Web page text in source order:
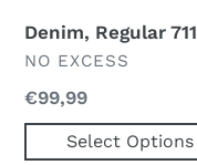
Denim, Regular 711
VERKOPER
NO EXCESS
Normale
prijs
€99,99
Select Options